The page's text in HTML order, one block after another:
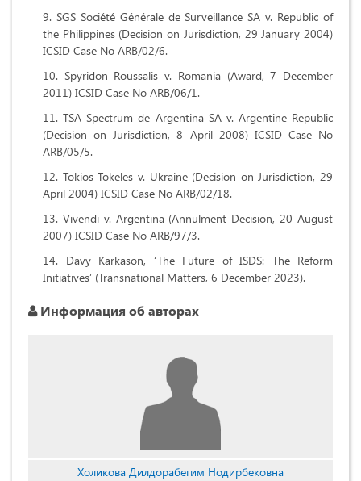
SGS Société Générale de Surveillance SA v. Republic of
the Philippines (Decision on Jurisdiction, 29 January 2004)
ICSID Case No ARB/02/6.
Spyridon Roussalis v. Romania (Award, 7 December
2011) ICSID Case No ARB/06/1.
TSA Spectrum de Argentina SA v. Argentine Republic
(Decision on Jurisdiction, 8 April 2008) ICSID Case No
ARB/05/5.
Tokios Tokelės v. Ukraine (Decision on Jurisdiction, 29
April 2004) ICSID Case No ARB/02/18.
Vivendi v. Argentina (Annulment Decision, 20 August
2007) ICSID Case No ARB/97/3.
Davy Karkason, ‘The Future of ISDS: The Reform
Initiatives’ (Transnational Matters, 6 December 2023).
Информация об авторах
Холикова Дилдорабегим Нодирбековна